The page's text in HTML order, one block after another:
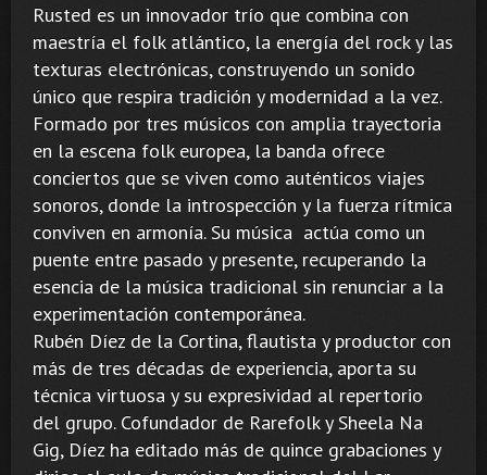
Rusted es un innovador trío que combina con
maestría el folk atlántico, la energía del rock y las
texturas electrónicas, construyendo un sonido
único que respira tradición y modernidad a la vez.
Formado por tres músicos con amplia trayectoria
en la escena folk europea, la banda ofrece
conciertos que se viven como auténticos viajes
sonoros, donde la introspección y la fuerza rítmica
conviven en armonía. Su música actúa como un
puente entre pasado y presente, recuperando la
esencia de la música tradicional sin renunciar a la
experimentación contemporánea.
Rubén Díez de la Cortina, flautista y productor con
más de tres décadas de experiencia, aporta su
técnica virtuosa y su expresividad al repertorio
del grupo. Cofundador de Rarefolk y Sheela Na
Gig, Díez ha editado más de quince grabaciones y